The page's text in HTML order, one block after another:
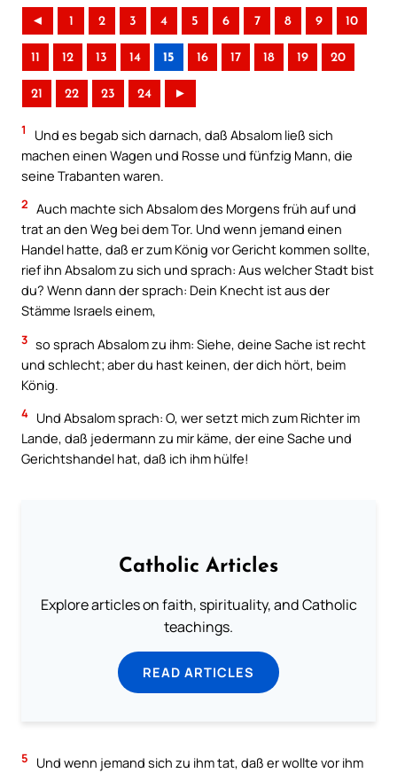
◄ 1 2 3 4 5 6 7 8 9 10
11 12 13 14 15 16 17 18 19 20
21 22 23 24 ►
1
Und es begab sich darnach, daß Absalom ließ sich
machen einen Wagen und Rosse und fünfzig Mann, die
seine Trabanten waren.
2 Auch machte sich Absalom des Morgens früh auf und
trat an den Weg bei dem Tor. Und wenn jemand einen
Handel hatte, daß er zum König vor Gericht kommen sollte,
rief ihn Absalom zu sich und sprach: Aus welcher Stadt bist
du? Wenn dann der sprach: Dein Knecht ist aus der
Stämme Israels einem,
3 so sprach Absalom zu ihm: Siehe, deine Sache ist recht
und schlecht; aber du hast keinen, der dich hört, beim
König.
4 Und Absalom sprach: O, wer setzt mich zum Richter im
Lande, daß jedermann zu mir käme, der eine Sache und
Gerichtshandel hat, daß ich ihm hülfe!
Catholic Articles
Explore articles on faith, spirituality, and Catholic
teachings.
READ ARTICLES
5
Und wenn jemand sich zu ihm tat, daß er wollte vor ihm